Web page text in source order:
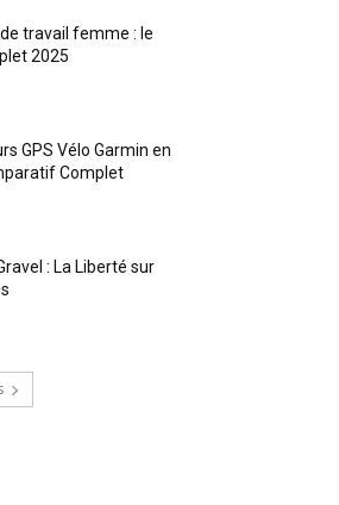
travail femme : le
2025
GPS Vélo Garmin en
Complet
: La Liberté sur